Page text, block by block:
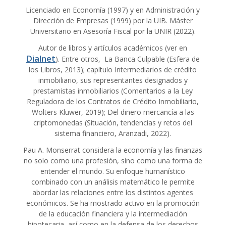
Licenciado en Economía (1997) y en Administración y
Dirección de Empresas (1999) por la UIB. Máster
Universitario en Asesoría Fiscal por la UNIR (2022).
Autor de libros y artículos académicos (ver en
Dialnet). Entre otros, La Banca Culpable (Esfera de
los Libros, 2013); capítulo Intermediarios de crédito
inmobiliario, sus representantes designados y
prestamistas inmobiliarios (Comentarios a la Ley
Reguladora de los Contratos de Crédito Inmobiliario,
Wolters Kluwer, 2019); Del dinero mercancía a las
criptomonedas (Situación, tendencias y retos del
sistema financiero, Aranzadi, 2022).
Pau A. Monserrat considera la economía y las finanzas
no solo como una profesión, sino como una forma de
entender el mundo. Su enfoque humanístico
combinado con un análisis matemático le permite
abordar las relaciones entre los distintos agentes
económicos. Se ha mostrado activo en la promoción
de la educación financiera y la intermediación